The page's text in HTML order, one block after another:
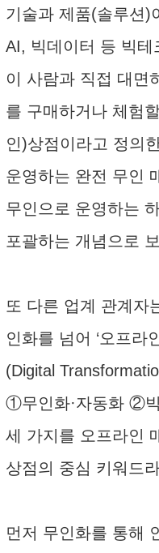
기술과 제품(솔루션)
AI, 빅데이터 등 빅테
이 사람과 직접 대면
를 구매하거나 체험
인)상점이라고 정의
운영하는 완전 무인
무인으로 운영하는
포괄하는 개념으로
또 다른 업계 관계자
인화를 넘어 ‘오프라
(Digital
①무인화·자동화 ②
세 가지를 오프라인
상점의 중심 키워드
먼저 무인화를 통해